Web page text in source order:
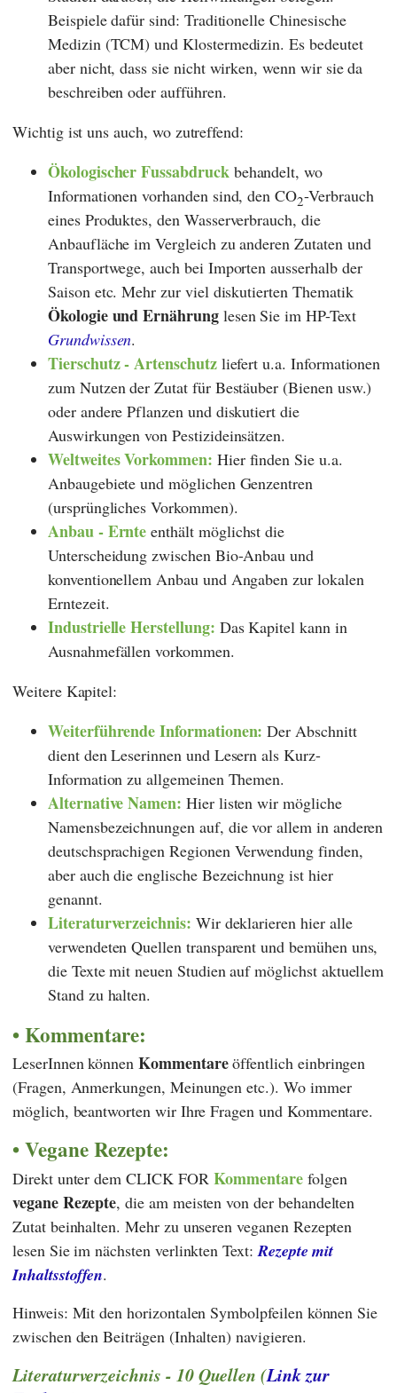
Beispiele dafür sind: Traditionelle Chinesische
Medizin (TCM) und Klostermedizin. Es bedeutet
aber nicht, dass sie nicht wirken, wenn wir sie da
beschreiben oder aufführen.
Wichtig ist uns auch, wo zutreffend:
Ökologischer Fussabdruck behandelt, wo
Informationen vorhanden sind, den CO2-Verbrauch
eines Produktes, den Wasserverbrauch, die
Anbaufläche im Vergleich zu anderen Zutaten und
Transportwege, auch bei Importen ausserhalb der
Saison etc. Mehr zur viel diskutierten Thematik
Ökologie und Ernährunglesen Sie im HP-Text
Grundwissen.
Tierschutz - Artenschutz liefert u.a. Informationen
zum Nutzen der Zutat für Bestäuber (Bienen usw.)
oder andere Pflanzen und diskutiert die
Auswirkungen von Pestizideinsätzen.
Weltweites Vorkommen: Hier finden Sie u.a.
Anbaugebiete und möglichen Genzentren
(ursprüngliches Vorkommen).
Anbau - Ernte enthält möglichst die
Unterscheidung zwischen Bio-Anbau und
konventionellem Anbau und Angaben zur lokalen
Erntezeit.
Industrielle Herstellung: Das Kapitel kann in
Ausnahmefällen vorkommen.
Weitere Kapitel:
Weiterführende Informationen: Der Abschnitt
dient den Leserinnen und Lesern als Kurz-
Information zu allgemeinen Themen.
Alternative Namen: Hier listen wir mögliche
Namensbezeichnungen auf, die vor allem in anderen
deutschsprachigen Regionen Verwendung finden,
aber auch die englische Bezeichnung ist hier
genannt.
Literaturverzeichnis: Wir deklarieren hier alle
verwendeten Quellen transparent und bemühen uns,
die Texte mit neuen Studien auf möglichst aktuellem
Stand zu halten.
Kommentare:
LeserInnen könnenKommentareöffentlich einbringen
(Fragen, Anmerkungen, Meinungen etc.). Wo immer
möglich, beantworten wir Ihre Fragen und Kommentare.
Vegane Rezepte:
Direkt unter dem CLICK FOR Kommentare folgen
vegane Rezepte, die am meisten von der behandelten
Zutat beinhalten. Mehr zu unseren veganen Rezepten
lesen Sie im nächsten verlinkten Text: Rezepte mit
Inhaltsstoffen.
Hinweis: Mit den horizontalen Symbolpfeilen können Sie
zwischen den Beiträgen (Inhalten) navigieren.
Literaturverzeichnis - 10 Quellen (Link zur